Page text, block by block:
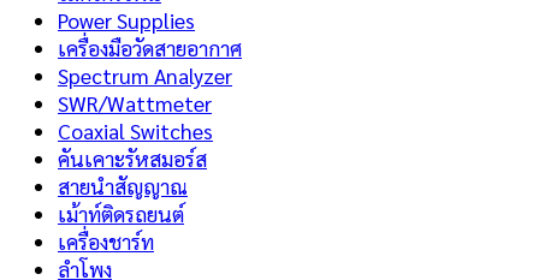
Power Supplies
เครื่องมือวัดสายอากาศ
Spectrum Analyzer
SWR/Wattmeter
Coaxial Switches
คันเคาะรัหสมอร์ส
สายนำสัญญาณ
เม้าท์ติดรถยนต์
เครื่องชาร์ท
ลำโพง